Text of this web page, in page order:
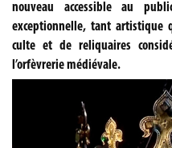
nouveau accessible au
exceptionnelle, tant artistique
culte et de reliquaires
l’orfèvrerie médiévale.